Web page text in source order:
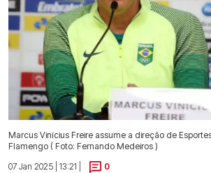
Marcus Vinícius Freire assume a direção de
Flamengo ( Foto: Fernando Medeiros )
07 Jan 2025 | 13:21 |
0